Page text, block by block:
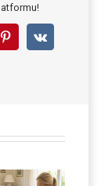
Pinterest
Vk